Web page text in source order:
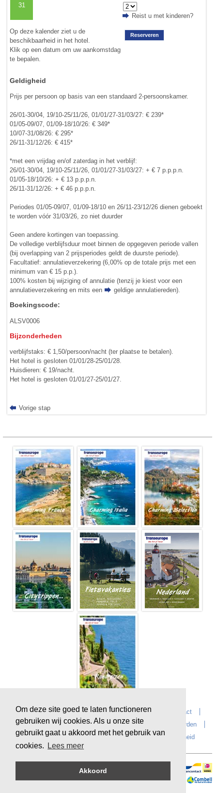
Om deze site goed te laten functioneren
gebruiken wij cookies. Als u onze site
gebruikt gaat u akkoord met het gebruik van
cookies.
Lees meer
Akkoord
31
Op deze kalender ziet u de
beschikbaarheid in het hotel.
Klik op een datum om uw aankomstdag
te bepalen.
Reist u met kinderen?
Reserveren
Geldigheid
Prijs per persoon op basis van een standaard 2-persoonskamer.
26/01-30/04, 19/10-25/11/26, 01/01/27-31/03/27: € 239*
01/05-09/07, 01/09-18/10/26: € 349*
10/07-31/08/26: € 295*
26/11-31/12/26: € 415*
*met een vrijdag en/of zaterdag in het verblijf:
26/01-30/04, 19/10-25/11/26, 01/01/27-31/03/27: + € 7 p.p.p.n.
01/05-18/10/26: + € 13 p.p.p.n.
26/11-31/12/26: + € 46 p.p.p.n.
Periodes 01/05-09/07, 01/09-18/10 en 26/11-23/12/26 dienen geboekt
te worden vóór 31/03/26, zo niet duurder
Geen andere kortingen van toepassing.
De volledige verblijfsduur moet binnen de opgegeven periode vallen
(bij overlapping van 2 prijsperiodes geldt de duurste periode).
Facultatief: annulatieverzekering (6,00% op de totale prijs met een
minimum van € 15 p.p.).
100% kosten bij wijziging of annulatie (tenzij je kiest voor een
annulatieverzekering en mits een
geldige annulatiereden).
Boekingscode:
ALSV0006
Bijzonderheden
verblijfstaks: € 1,50/persoon/nacht (ter plaatse te betalen).
Het hotel is gesloten 01/01/28-25/01/28.
Huisdieren: € 19/nacht.
Het hotel is gesloten 01/01/27-25/01/27.
Vorige stap
Home Over Transeurope Vacatures
Contact
Vragen?
Reiskantoren Extras
Reisvoorwaarden
Reisverzekeringen
privacyverklaring Duurzaamheid
Veilig online betalen